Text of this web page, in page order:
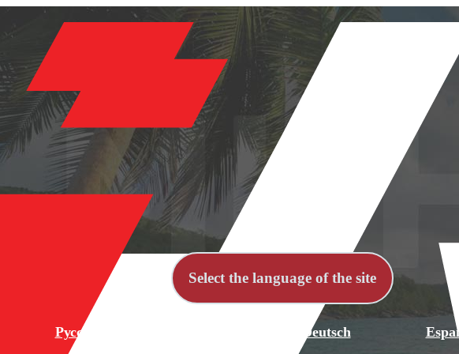
Select the language of the site
Русский Deutsch